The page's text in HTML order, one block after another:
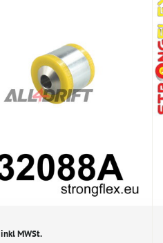
inkl MWSt.